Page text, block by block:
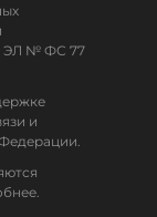
ЭЛ № ФС 77
и